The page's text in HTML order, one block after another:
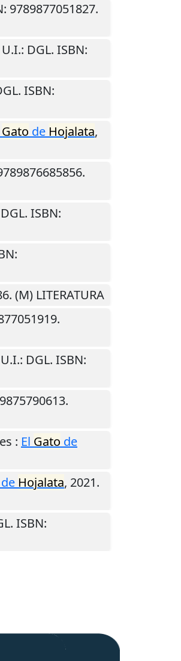
9789877051827.
U.I.: DGL. ISBN:
ISBN:
Gato de Hojalata,
ISBN:
(M) LITERATURA
U.I.: DGL. ISBN:
: El Gato de
de Hojalata, 2021.
ISBN: